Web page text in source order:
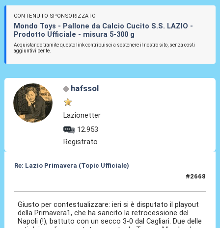
CONTENUTO SPONSORIZZATO
Mondo Toys - Pallone da Calcio Cucito S.S. LAZIO -
Prodotto Ufficiale - misura 5-300 g
Acquistando tramite questo link contribuisci a sostenere il nostro sito, senza costi
aggiuntivi per te.
hafssol
Lazionetter
12.953
Registrato
Re: Lazio Primavera (Topic Ufficiale)
#2668
Giusto per contestualizzare: ieri si è disputato il playout
della Primavera1, che ha sancito la retrocessione del
Napoli (!), battuto con un secco 3-0 dal Cagliari. Due delle